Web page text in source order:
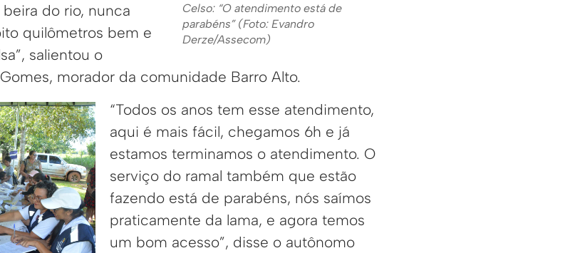
Celso: “O atendimento está de
parabéns” (Foto: Evandro
Derze/Assecom)
do rio, nunca
quilômetros bem e
salientou o
morador da comunidade Barro Alto.
“Todos os anos tem esse atendimento,
aqui é mais fácil, chegamos 6h e já
estamos terminamos o atendimento. O
serviço do ramal também que estão
fazendo está de parabéns, nós saímos
praticamente da lama, e agora temos
um bom acesso”, disse o autônomo